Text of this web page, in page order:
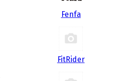
Fenfa
FitRider